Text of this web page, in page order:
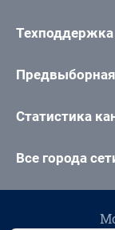
Техподдержка
Предвыборная
Статистика
Все города